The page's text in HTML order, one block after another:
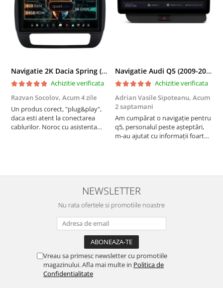
Navigatie 2K Dacia Spring (2021- Prezent), Android, S-Quadcore / 4GB RAM + 64GB ROM, 9.5 Inch - AD-BGS90042K+AD-BGRKIT366V4s
Achizitie verificata
Razvan Socolov, Acum 4 zile
Un produs corect, "plug&play",
daca esti atent la conectarea
cablurilor. Noroc cu asistenta
Navigatie Audi Q5 (2009-2017), Linux OS & OEM, MMI 3G, CarPlay & Android Auto Wireless, MirrorLink, Camera AHD, 12.3 Inch - AD-BGAALNXH+AD-BGRKITQ5002
Achizitie verificata
Adrian Vasile Sipoteanu, Acum
2 saptamani
Am cumpărat o navigație pentru
q5, personalul peste așteptări,
m-au ajutat cu informații foarte
NEWSLETTER
Nu rata ofertele si promotiile noastre
Vreau sa primesc newsletter cu promotiile
magazinului. Afla mai multe in Politica de
Confidentialitate